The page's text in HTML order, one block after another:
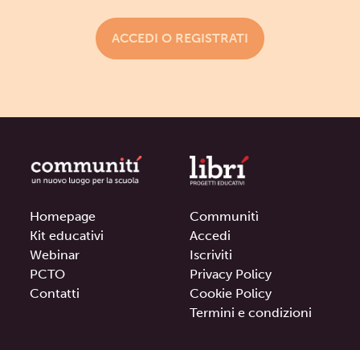
ACCEDI O REGISTRATI
Homepage
Kit educativi
Webinar
PCTO
Contatti
Communitì
Accedi
Iscriviti
Privacy Policy
Cookie Policy
Termini e condizioni